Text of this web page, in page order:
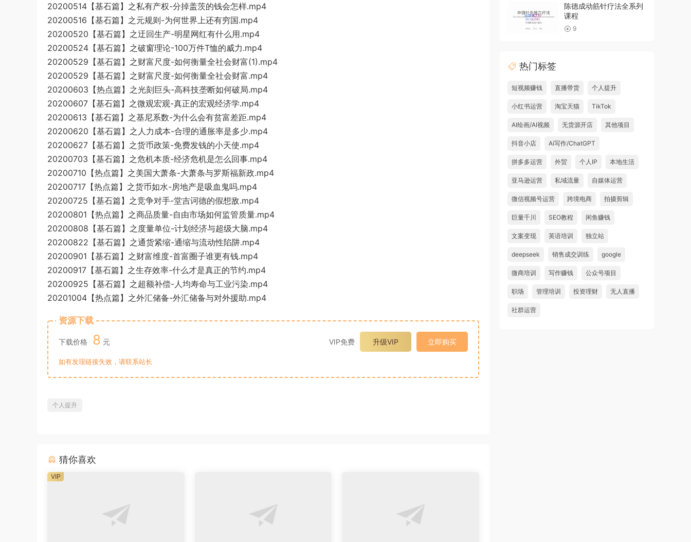
20200514【基石篇】之私有产权-分掉盖茨的钱会怎样.mp4
20200516【基石篇】之元规则-为何世界上还有穷国.mp4
20200520【基石篇】之迂回生产-明星网红有什么用.mp4
20200524【基石篇】之破窗理论-100万件T恤的威力.mp4
20200529【基石篇】之财富尺度-如何衡量全社会财富(1).mp4
20200529【基石篇】之财富尺度-如何衡量全社会财富.mp4
20200603【热点篇】之光刻巨头-高科技垄断如何破局.mp4
20200607【基石篇】之微观宏观-真正的宏观经济学.mp4
20200613【基石篇】之基尼系数-为什么会有贫富差距.mp4
20200620【基石篇】之人力成本-合理的通胀率是多少.mp4
20200627【基石篇】之货币政策-免费发钱的小天使.mp4
20200703【基石篇】之危机本质-经济危机是怎么回事.mp4
20200710【热点篇】之美国大萧条-大萧条与罗斯福新政.mp4
20200717【热点篇】之货币如水-房地产是吸血鬼吗.mp4
20200725【基石篇】之竞争对手-堂吉诃德的假想敌.mp4
20200801【热点篇】之商品质量-自由市场如何监管质量.mp4
20200808【基石篇】之度量单位-计划经济与超级大脑.mp4
20200822【基石篇】之通货紧缩-通缩与流动性陷阱.mp4
20200901【基石篇】之财富维度-首富圈子谁更有钱.mp4
20200917【基石篇】之生存效率-什么才是真正的节约.mp4
20200925【基石篇】之超额补偿-人均寿命与工业污染.mp4
20201004【热点篇】之外汇储备-外汇储备与对外援助.mp4
资源下载
下载价格 8 元 VIP免费 升级VIP 立即购买
如有发现链接失效，请联系站长
个人提升
猜你喜欢
VIP
陈德成动筋针疗法全系列
课程
9
热门标签
短视频赚钱 直播带货 个人提升
小红书运营 淘宝天猫 TikTok
AI绘画/AI视频 无货源开店 其他项目
抖音小店 Ai写作/ChatGPT
拼多多运营 外贸 个人IP 本地生活
亚马逊运营 私域流量 自媒体运营
微信视频号运营 跨境电商 拍摄剪辑
巨量千川 SEO教程 闲鱼赚钱
文案变现 英语培训 独立站
deepseek 销售成交训练 google
微商培训 写作赚钱 公众号项目
职场 管理培训 投资理财 无人直播
社群运营